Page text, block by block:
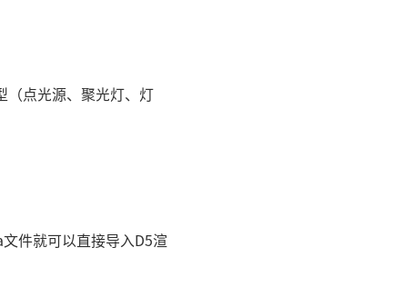
（点光源、聚光灯、灯
件就可以直接导入D5渲